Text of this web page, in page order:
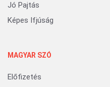
Jó Pajtás
Képes Ifjúság
MAGYAR SZÓ
Előfizetés